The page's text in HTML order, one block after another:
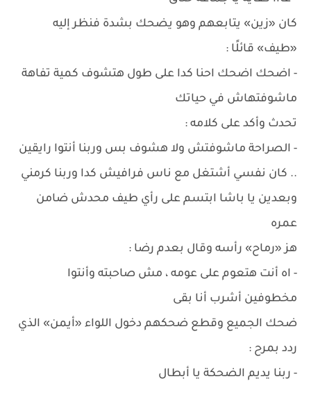
كان «زين» يتابعهم وهو يضحك بشدة فنظر إليه
«طيف» قائلًا :
- اضحك اضحك احنا كدا على طول هتشوف كمية تفاهة
ماشوفتهاش في حياتك
تحدث وأكد على كلامه :
- الصراحة ماشوفتش ولا هشوف بس وربنا أنتوا رايقين
.. كان نفسي أشتغل مع ناس فرافيش كدا وربنا كرمني
وبعدين يا باشا ابتسم على رأي طيف محدش ضامن
عمره
هز «رماح» رأسه وقال بعدم رضا :
- اه أنت هتعوم على عومه ، مش صاحبته وأنتوا
مخطوفين أشرب أنا بقى
ضحك الجميع وقطع ضحكهم دخول اللواء «أيمن» الذي
ردد بمرح :
- ربنا يديم الضحكة يا أبطال